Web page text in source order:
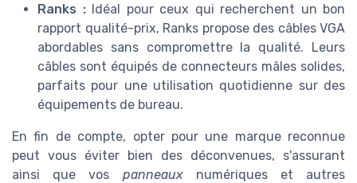
Ranks :Idéal pour ceux qui recherchent un bon
rapport qualité-prix, Ranks propose des câbles VGA
abordables sans compromettre la qualité. Leurs
câbles sont équipés de connecteurs mâles solides,
parfaits pour une utilisation quotidienne sur des
équipements de bureau.
En fin de compte, opter pour une marque reconnue
peut vous éviter bien des déconvenues, s'assurant
ainsi que vos panneauxnumériques et autres